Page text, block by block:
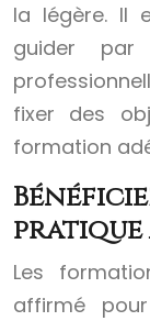
la légère. Il
guider par
fixer des
formation
Les
affirmé